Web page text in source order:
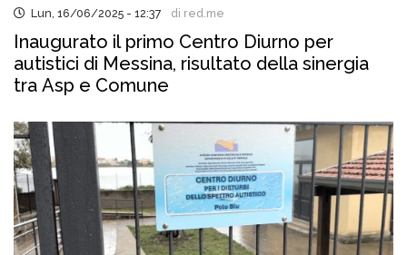
Lun, 16/06/2025 - 12:37 di red.me
Inaugurato il primo Centro Diurno per
autistici di Messina, risultato della sinergia
tra Asp e Comune